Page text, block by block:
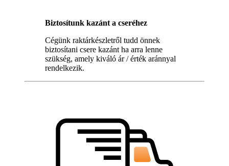
Biztosítunk kazánt a cseréhez
Cégünk raktárkészletről tudd önnek
biztosítani csere kazánt ha arra lenne
szükség, amely kiváló ár / érték aránnyal
rendelkezik.